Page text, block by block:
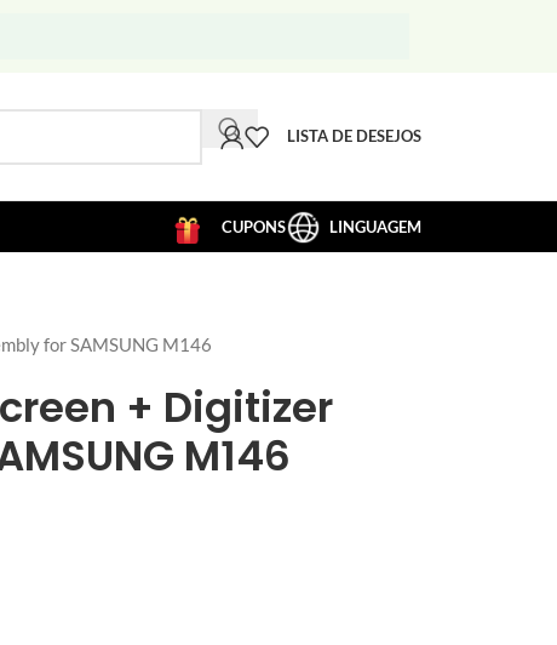
LISTA DE DESEJOS
CUPONS LINGUAGEM
for SAMSUNG M146
+ Digitizer
M146